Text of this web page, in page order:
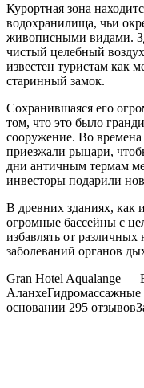
Курортная зона
водохранилища, чьи
живописными видами.
чистый целебный
известен туристам как
старинный замок.
Сохранившаяся его
том, что это было
сооружение. Во
приезжали рыцари,
дни античным термам
инвесторы подарили
В древних зданиях, как
огромные бассейны с
избавлять от
заболеваний органов
Gran Hotel Aqualange —
основании 295